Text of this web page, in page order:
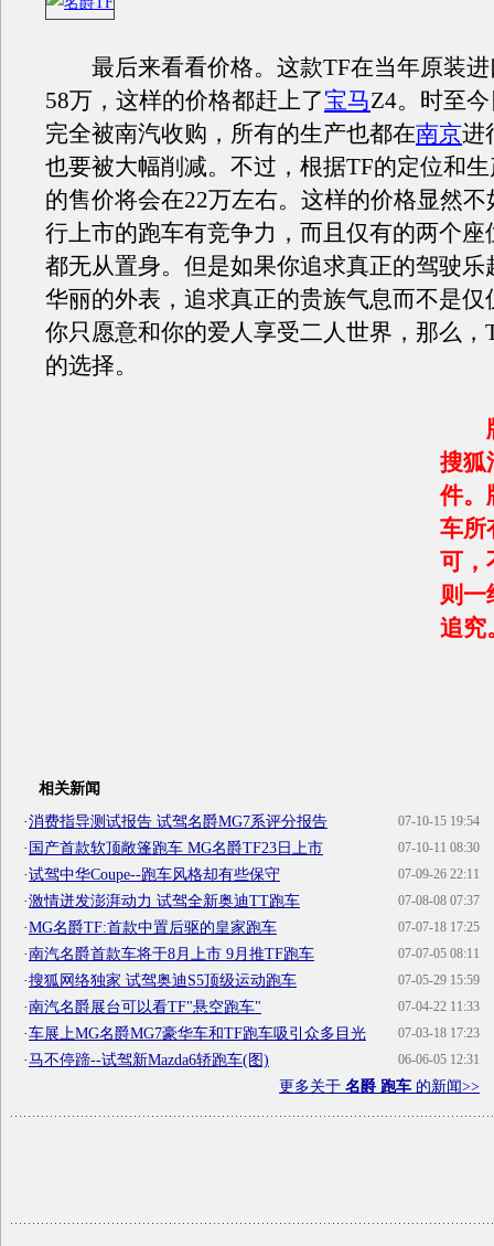
最后来看看价格。这款TF在当年原装进
58万，这样的价格都赶上了宝马Z4。时至
完全被南汽收购，所有的生产也都在南京进
也要被大幅削减。不过，根据TF的定位和
的售价将会在22万左右。这样的价格显然
行上市的跑车有竞争力，而且仅有的两个座
都无从置身。但是如果你追求真正的驾驶乐
华丽的外表，追求真正的贵族气息而不是仅
你只愿意和你的爱人享受二人世界，那么，
的选择。
搜狐
件。
车所
可，
则一
追
相关新闻
07-10-15 19:54
·消费指导测试报告 试驾名爵MG7系评分报告
07-10-11 08:30
·国产首款软顶敞篷跑车 MG名爵TF23日上市
07-09-26 22:11
·试驾中华Coupe--跑车风格却有些保守
07-08-08 07:37
·激情迸发澎湃动力 试驾全新奥迪TT跑车
07-07-18 17:25
·MG名爵TF:首款中置后驱的皇家跑车
07-07-05 08:11
·南汽名爵首款车将于8月上市 9月推TF跑车
07-05-29 15:59
·搜狐网络独家 试驾奥迪S5顶级运动跑车
07-04-22 11:33
·南汽名爵展台可以看TF"悬空跑车"
07-03-18 17:23
·车展上MG名爵MG7豪华车和TF跑车吸引众多目光
06-06-05 12:31
·马不停蹄--试驾新Mazda6轿跑车(图)
更多关于 名爵 跑车 的新闻>>